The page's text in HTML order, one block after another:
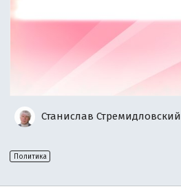
Станислав Стремидловский
Политика